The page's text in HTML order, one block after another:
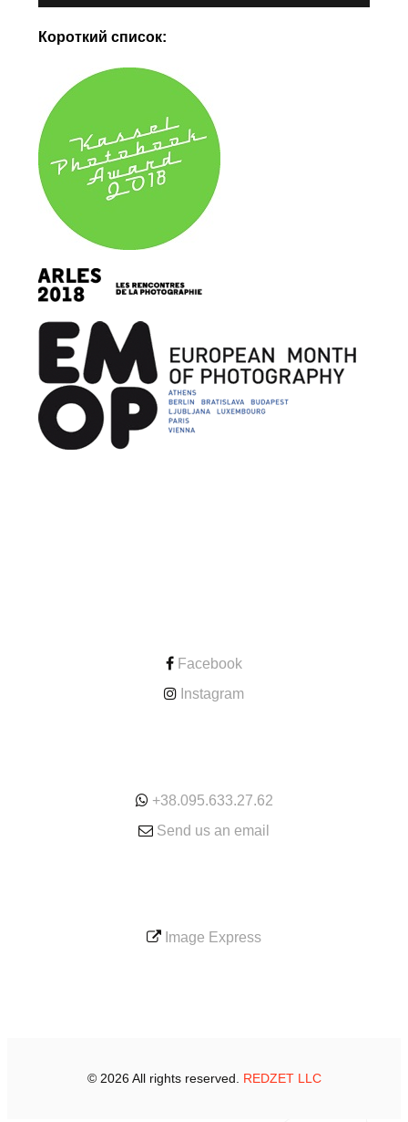
Короткий список:
Facebook
Instagram
+38.095.633.27.62
Send us an email
Image Express
© 2026 All rights reserved. REDZET LLC